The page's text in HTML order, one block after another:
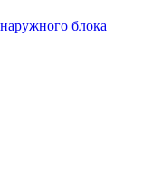
блока